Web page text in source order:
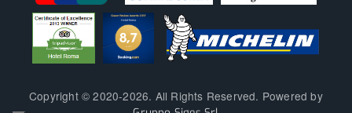
Copyright © 2020-2026. All Rights Reserved. Powered by